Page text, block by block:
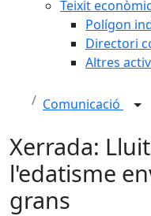
Teixit
Polígon
Directori
Altres
Comunicació
Xerrada:
l'edatisme
grans